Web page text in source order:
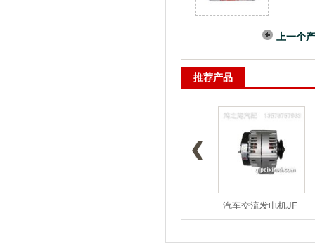
上一个
推荐产品
汽车交流发电机JF